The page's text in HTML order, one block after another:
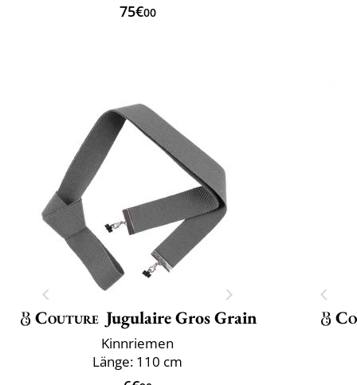
75€00
Couture Jugulaire Gros Grain
Kinnriemen
Länge: 110 cm